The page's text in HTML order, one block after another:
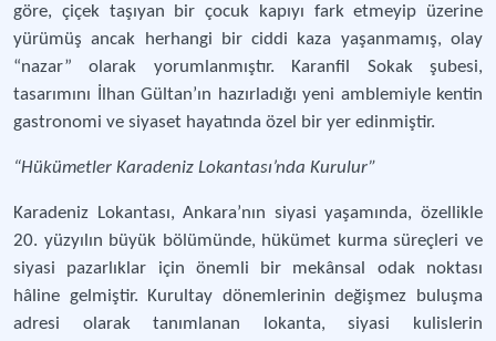
göre, çiçek taşıyan bir çocuk kapıyı fark etmeyip üzerine
yürümüş ancak herhangi bir ciddi kaza yaşanmamış, olay
“nazar” olarak yorumlanmıştır. Karanfil Sokak şubesi,
tasarımını İlhan Gültan’ın hazırladığı yeni amblemiyle kentin
gastronomi ve siyaset hayatında özel bir yer edinmiştir.
“Hükümetler Karadeniz Lokantası’nda Kurulur”
Karadeniz Lokantası, Ankara’nın siyasi yaşamında, özellikle
20. yüzyılın büyük bölümünde, hükümet kurma süreçleri ve
siyasi pazarlıklar için önemli bir mekânsal odak noktası
hâline gelmiştir. Kurultay dönemlerinin değişmez buluşma
adresi olarak tanımlanan lokanta, siyasi kulislerin